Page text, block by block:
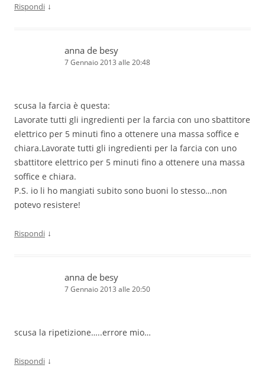
Rispondi ↓
anna de besy
7 Gennaio 2013 alle 20:48
scusa la farcia è questa:
Lavorate tutti gli ingredienti per la farcia con uno sbattitore
elettrico per 5 minuti fino a ottenere una massa soffice e
chiara.Lavorate tutti gli ingredienti per la farcia con uno
sbattitore elettrico per 5 minuti fino a ottenere una massa
soffice e chiara.
P.S. io li ho mangiati subito sono buoni lo stesso…non
potevo resistere!
Rispondi ↓
anna de besy
7 Gennaio 2013 alle 20:50
scusa la ripetizione…..errore mio…
Rispondi ↓